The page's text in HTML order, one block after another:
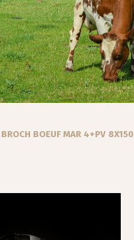
BROCH BOEUF MAR 4+PV 8X150